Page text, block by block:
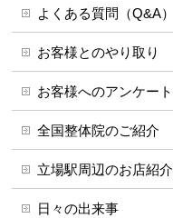
よくある質問（Q&A）
お客様とのやり取り
お客様へのアンケート
全国整体院のご紹介
立場駅周辺のお店紹介
日々の出来事